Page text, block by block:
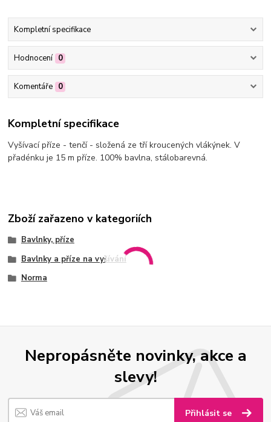
Kompletní specifikace
Hodnocení 0
Komentáře 0
Kompletní specifikace
Vyšívací příze - tenčí - složená ze tří kroucených vlákýnek. V
přadénku je 15 m příze. 100% bavlna, stálobarevná.
Zboží zařazeno v kategoriích
Bavlnky, příze
Bavlnky a příze na vyšívání
Norma
Nepropásněte novinky, akce a
slevy!
Přihlásit se